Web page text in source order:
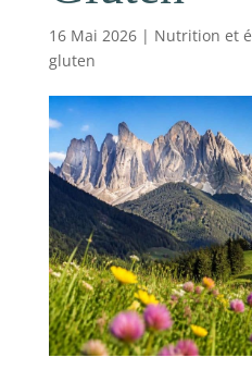
16 Mai 2026| Nutrition et
gluten